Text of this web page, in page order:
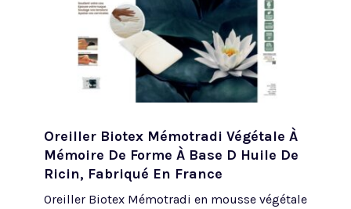
Oreiller Biotex Mémotradi Végétale À
Mémoire De Forme À Base D Huile De
Ricin, Fabriqué En France
Oreiller Biotex Mémotradi en mousse végétale